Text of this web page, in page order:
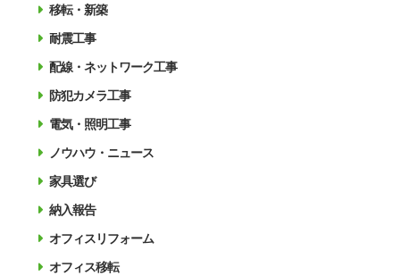
移転・新築
耐震工事
配線・ネットワーク工事
防犯カメラ工事
電気・照明工事
ノウハウ・ニュース
家具選び
納入報告
オフィスリフォーム
オフィス移転